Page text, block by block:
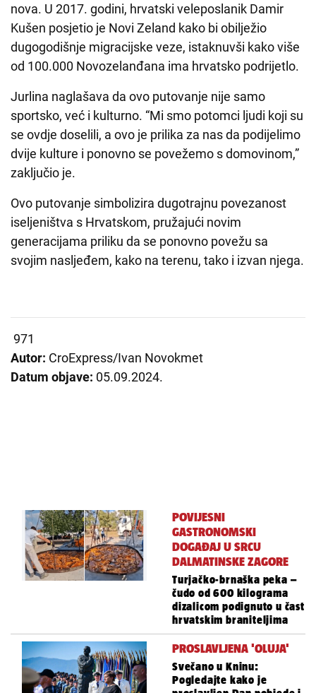
nova. U 2017. godini, hrvatski veleposlanik Damir
Kušen posjetio je Novi Zeland kako bi obilježio
dugogodišnje migracijske veze, istaknuvši kako više
od 100.000 Novozelanđana ima hrvatsko podrijetlo.
Jurlina naglašava da ovo putovanje nije samo
sportsko, već i kulturno. “Mi smo potomci ljudi koji su
se ovdje doselili, a ovo je prilika za nas da podijelimo
dvije kulture i ponovno se povežemo s domovinom,”
zaključio je.
Ovo putovanje simbolizira dugotrajnu povezanost
iseljeništva s Hrvatskom, pružajući novim
generacijama priliku da se ponovno povežu sa
svojim nasljeđem, kako na terenu, tako i izvan njega.
971
Autor: CroExpress/Ivan Novokmet
Datum objave: 05.09.2024.
POVIJESNI
GASTRONOMSKI
DOGAĐAJ U SRCU
DALMATINSKE ZAGORE
Turjačko-brnaška peka –
čudo od 600 kilograma
dizalicom podignuto u čast
hrvatskim braniteljima
PROSLAVLJENA 'OLUJA'
Svečano u Kninu:
Pogledajte kako je